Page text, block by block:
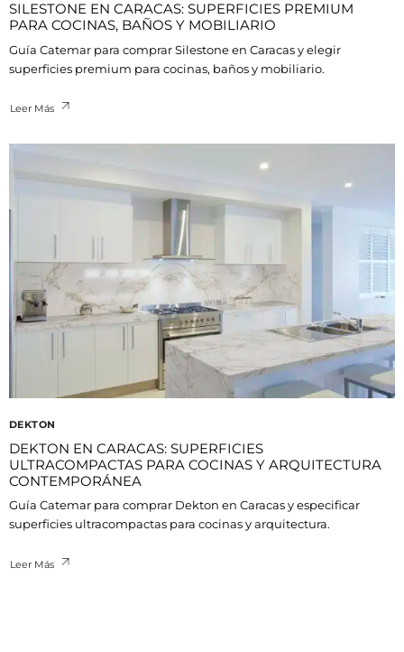
SILESTONE EN CARACAS: SUPERFICIES PREMIUM
PARA COCINAS, BAÑOS Y MOBILIARIO
Guía Catemar para comprar Silestone en Caracas y elegir
superficies premium para cocinas, baños y mobiliario.
Leer Más
DEKTON
DEKTON EN CARACAS: SUPERFICIES
ULTRACOMPACTAS PARA COCINAS Y ARQUITECTURA
CONTEMPORÁNEA
Guía Catemar para comprar Dekton en Caracas y especificar
superficies ultracompactas para cocinas y arquitectura.
Leer Más